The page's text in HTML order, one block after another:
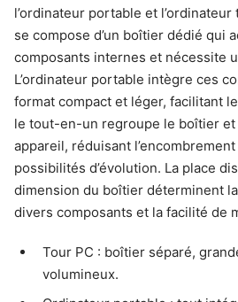
l’ordinateur portable et
se compose d’un boîtier dédié qui
composants internes et nécessite
L’ordinateur portable intègre ces
format compact et léger, facilitant
le tout-en-un regroupe le boîtier et
appareil, réduisant
possibilités d’évolution. La place
dimension du boîtier déterminent
divers composants et la facilité de
Tour PC : boîtier séparé,
volumineux.